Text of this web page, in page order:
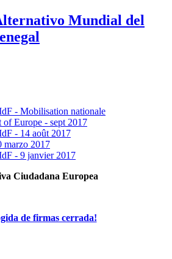
Mundial del
- Mobilisation nationale
of Europe - sept 2017
- 14 août 2017
marzo 2017
- 9 janvier 2017
Ciudadana Europea
de firmas cerrada!